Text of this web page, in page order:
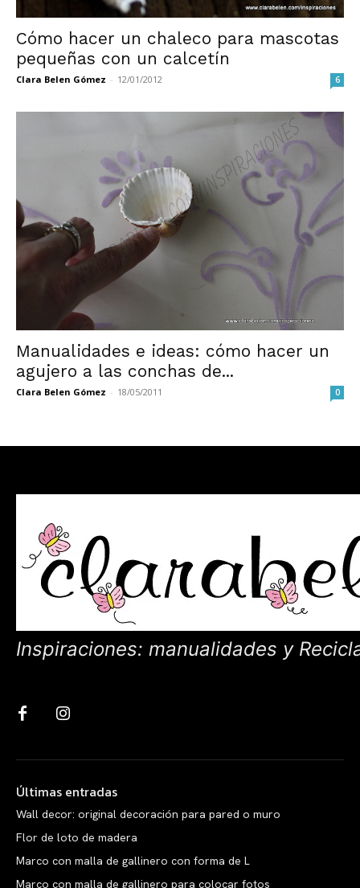
Cómo hacer un chaleco para mascotas
pequeñas con un calcetín
Clara Belen Gómez - 12/01/2012 6
Manualidades e ideas: cómo hacer un
agujero a las conchas de...
Clara Belen Gómez - 18/05/2011 0
Inspiraciones: manualidades y
Últimas entradas
Wall decor: original decoración para pared o muro
Flor de loto de madera
Marco con malla de gallinero con forma de L
Marco con malla de gallinero para colocar fotos